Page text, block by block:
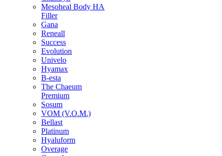
Mesoheal Body HA
Filler
Gana
Reneall
Success
Evolution
Univelo
Hyamax
B-esta
The Chaeum
Premium
Sosum
VOM (V.O.M.)
Bellast
Platinum
Hyaluform
Overage